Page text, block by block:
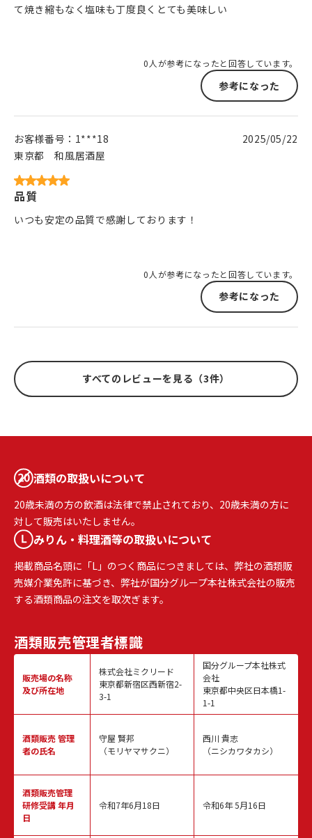
て焼き縮もなく塩味も丁度良くとても美味しい
0人が参考になったと回答しています。
参考になった
お客様番号： 1***18
東京都
和風居酒屋
2025/05/22
品質
いつも安定の品質で感謝しております！
0人が参考になったと回答しています。
参考になった
すべてのレビューを見る（3件）
酒類の取扱いについて
20歳未満の方の飲酒は法律で禁止されており、20歳未満の方に
対して販売はいたしません。
みりん・料理酒等の取扱いについて
掲載商品名頭に「L」のつく商品につきましては、弊社の酒類販
売媒介業免許に基づき、弊社が国分グループ本社株式会社の販売
する酒類商品の注文を取次ぎます。
酒類販売管理者標識
販売場の名称
及び所在地
酒類販売管理
者の氏名
酒類販売管理
研修受講 年月
日
株式会社ミクリード
東京都新宿区西新宿2-
3-1
守屋 賢邦
（モリヤマサクニ）
令和7年6月18日
国分グループ本社株式
会社
東京都中央区日本橋1-
1-1
西川 貴志
（ニシカワタカシ）
令和6年 5月16日